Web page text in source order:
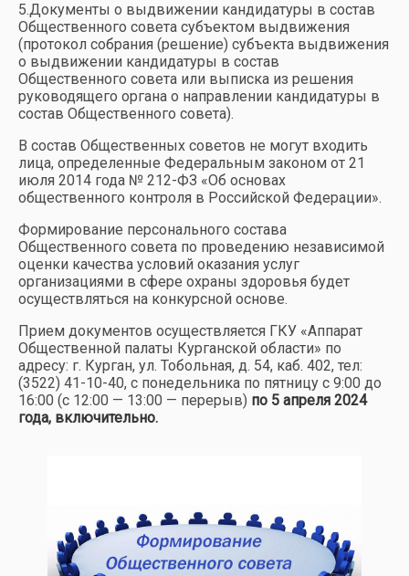
5.Документы о выдвижении кандидатуры в состав
Общественного совета субъектом выдвижения
(протокол собрания (решение) субъекта выдвижения
о выдвижении кандидатуры в состав
Общественного совета или выписка из решения
руководящего органа о направлении кандидатуры в
состав Общественного совета).
В состав Общественных советов не могут входить
лица, определенные Федеральным законом от 21
июля 2014 года № 212-ФЗ «Об основах
общественного контроля в Российской Федерации».
Формирование персонального состава
Общественного совета по проведению независимой
оценки качества условий оказания услуг
организациями в сфере охраны здоровья будет
осуществляться на конкурсной основе.
Прием документов осуществляется ГКУ «Аппарат
Общественной палаты Курганской области» по
адресу: г. Курган, ул. Тобольная, д. 54, каб. 402, тел:
(3522) 41-10-40, с понедельника по пятницу с 9:00 до
16:00 (с 12:00 — 13:00 — перерыв) по 5 апреля 2024
года, включительно.